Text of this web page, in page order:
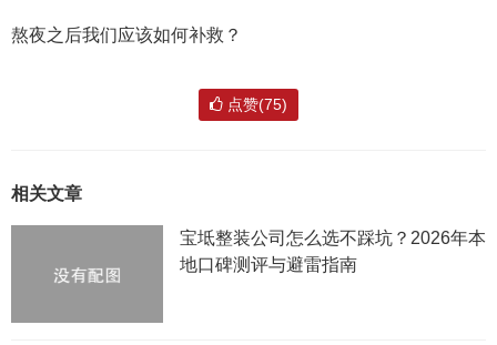
熬夜之后我们应该如何补救？
点赞(75)
相关文章
宝坻整装公司怎么选不踩坑？2026年本
地口碑测评与避雷指南